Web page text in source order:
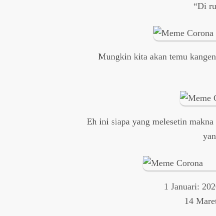
“Di
Mungkin kita akan temu
Eh ini siapa yang melesetin
1 Januari:
14